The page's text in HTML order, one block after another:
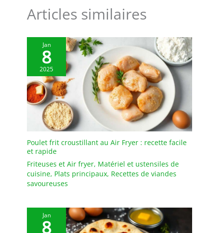
Articles similaires
Jan
8
2025
Poulet frit croustillant au Air Fryer : recette facile
et rapide
Friteuses et Air fryer, Matériel et ustensiles de
cuisine, Plats principaux, Recettes de viandes
savoureuses
Jan
8